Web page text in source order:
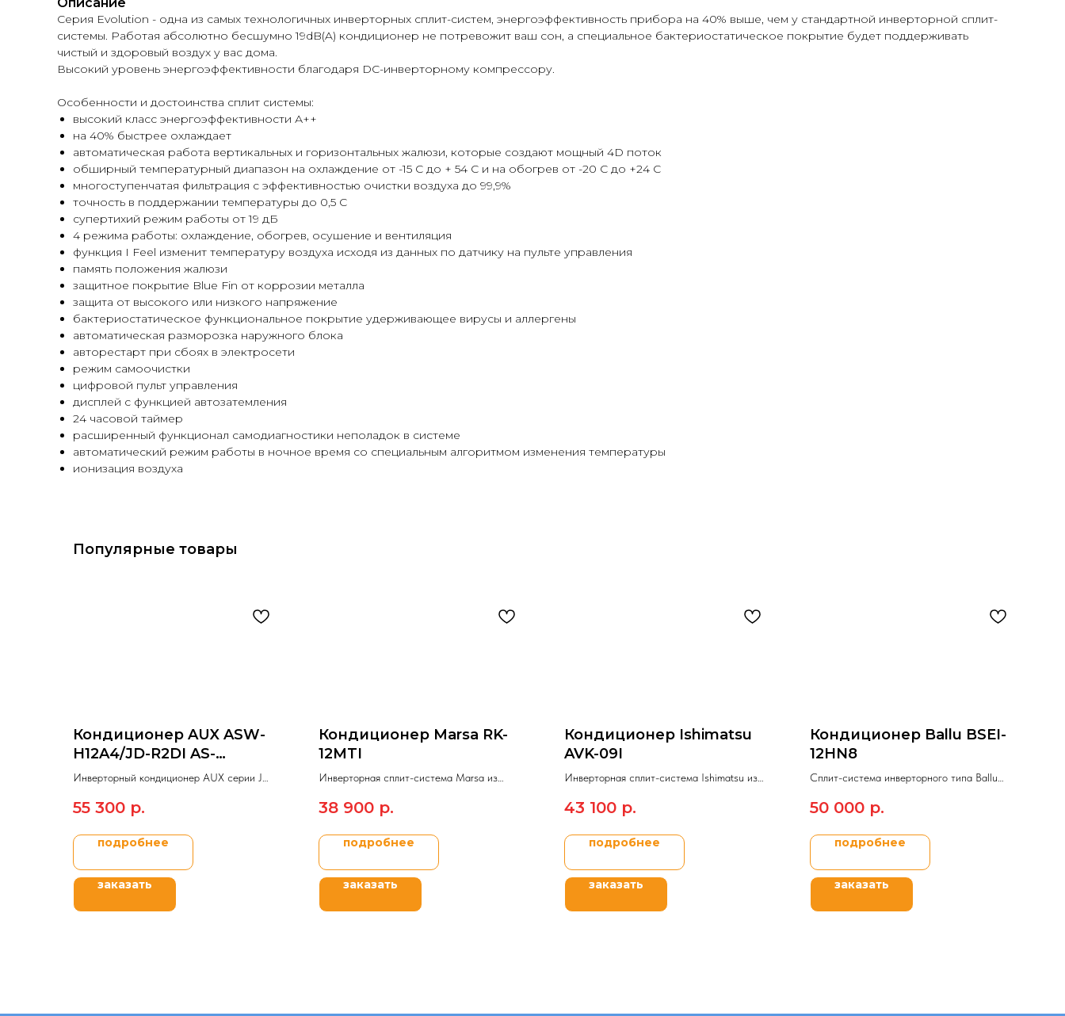
Серия Evolution - одна из самых технологичных инверторных сплит-систем, энергоэффективность прибора на 40% выше, чем у стандартной инверторной сплит-
системы. Работая абсолютно бесшумно 19dB(A) кондиционер не потревожит ваш сон, а специальное бактериостатическое покрытие будет поддерживать
чистый и здоровый воздух у вас дома.
Высокий уровень энергоэффективности благодаря DC-инверторному компрессору.
Особенности и достоинства сплит системы:
высокий класс энергоэффективности А++
на 40% быстрее охлаждает
автоматическая работа вертикальных и горизонтальных жалюзи, которые создают мощный 4D поток
обширный температурный диапазон на охлаждение от -15 С до + 54 С и на обогрев от -20 С до +24 С
многоступенчатая фильтрация с эффективностью очистки воздуха до 99,9%
точность в поддержании температуры до 0,5 С
супертихий режим работы от 19 дБ
4 режима работы: охлаждение, обогрев, осушение и вентиляция
функция I Feel изменит температуру воздуха исходя из данных по датчику на пульте управления
память положения жалюзи
защитное покрытие Blue Fin от коррозии металла
защита от высокого или низкого напряжение
бактериостатическое функциональное покрытие удерживающее вирусы и аллергены
автоматическая разморозка наружного блока
авторестарт при сбоях в электросети
режим самоочистки
цифровой пульт управления
дисплей с функцией автозатемления
24 часовой таймер
расширенный функционал самодиагностики неполадок в системе
автоматический режим работы в ночное время со специальным алгоритмом изменения температуры
ионизация воздуха
Популярные товары
Кондиционер AUX ASW-
H12A4/JD-R2DI AS-
H12A4/JD-R2DI
Инверторный кондиционер AUX серии J
55 300 р.
подробнее
заказать
Кондиционер Marsa RK-
12MTI
Инверторная сплит-система Marsa из
38 900 р.
подробнее
заказать
Кондиционер Ishimatsu
AVK-09I
Инверторная сплит-система Ishimatsu из
INVERTER.
43 100 р.
подробнее
заказать
Кондиционер Ballu BSEI-
12HN8
Сплит-система инверторного типа Ballu
50 000 р.
подробнее
заказать